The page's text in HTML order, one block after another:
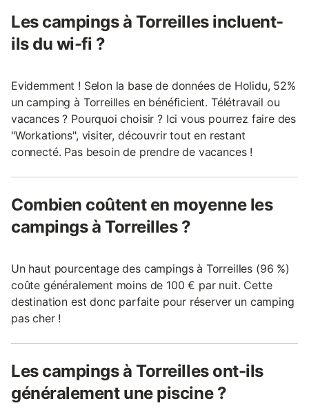
Les campings à Torreilles incluent-
ils du wi-fi ?
Evidemment ! Selon la base de données de Holidu, 52%
un camping à Torreilles en bénéficient. Télétravail ou
vacances ? Pourquoi choisir ? Ici vous pourrez faire des
"Workations", visiter, découvrir tout en restant
connecté. Pas besoin de prendre de vacances !
Combien coûtent en moyenne les
campings à Torreilles ?
Un haut pourcentage des campings à Torreilles (96 %)
coûte généralement moins de 100 € par nuit. Cette
destination est donc parfaite pour réserver un camping
pas cher !
Les campings à Torreilles ont-ils
généralement une piscine ?